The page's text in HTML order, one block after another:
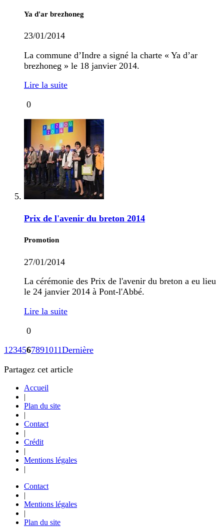
Ya d'ar brezhoneg
23/01/2014
La commune d’Indre a signé la charte « Ya d’ar
brezhoneg » le 18 janvier 2014.
Lire la suite
0
Prix de l'avenir du breton 2014
Promotion
27/01/2014
La cérémonie des Prix de l'avenir du breton a eu lieu
le 24 janvier 2014 à Pont-l'Abbé.
Lire la suite
0
1234567891011Dernière
Partagez cet article
Accueil
|
Plan du site
|
Contact
|
Crédit
|
Mentions légales
|
Contact
|
Mentions légales
|
Plan du site